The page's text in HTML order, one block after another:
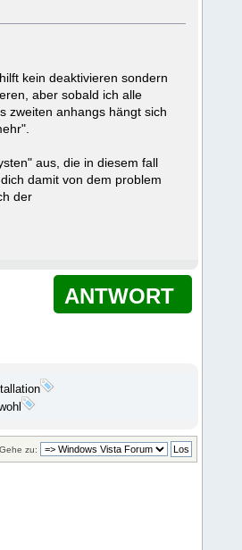
kein deaktivieren sondern
aber sobald ich alle
zweiten anhangs hängt sich
aus, die in diesem fall
damit von dem problem
der
ANTWORT
Gehe zu: